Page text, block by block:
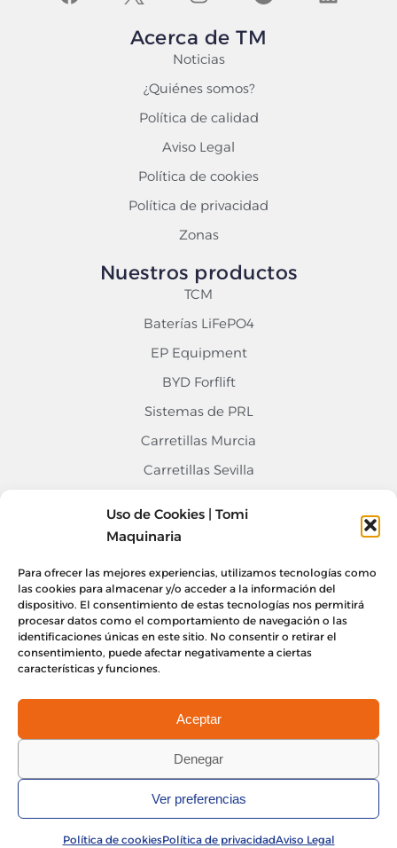
Uso de Cookies | Tomi
Maquinaria
Para ofrecer las mejores experiencias, utilizamos tecnologías como
las cookies para almacenar y/o acceder a la información del
dispositivo. El consentimiento de estas tecnologías nos permitirá
procesar datos como el comportamiento de navegación o las
identificaciones únicas en este sitio. No consentir o retirar el
consentimiento, puede afectar negativamente a ciertas
características y funciones.
Aceptar
Denegar
Ver preferencias
Política de cookiesPolítica de privacidadAviso Legal
Acerca de TM
Noticias
¿Quiénes somos?
Política de calidad
Aviso Legal
Política de cookies
Política de privacidad
Zonas
Nuestros productos
TCM
Baterías LiFePO4
EP Equipment
BYD Forflift
Sistemas de PRL
Carretillas Murcia
Carretillas Sevilla
Contacto
info@tomimaquinaria.com
Nuestro Equipo
Sede Central Murcia, Lorquí
Delegación Alicante
Delegación Sevilla
Aviso legal
Política de privacidad
Política de cookies
Política de calidad
Tomi maquinaria 2024©Todos los derechos reservados